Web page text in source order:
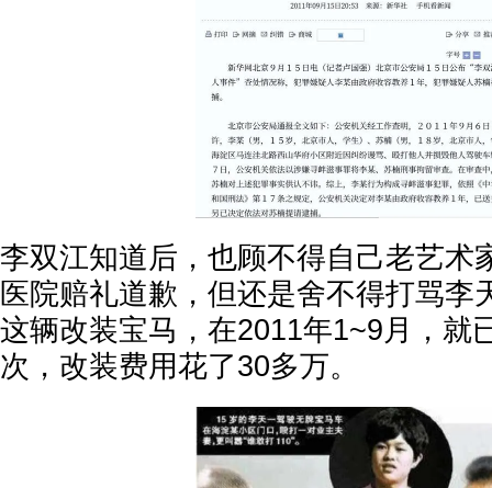
李双江知道后，也顾不得自己老艺术
医院赔礼道歉，但还是舍不得打骂李
这辆改装宝马，在2011年1~9月，就
次，改装费用花了30多万。